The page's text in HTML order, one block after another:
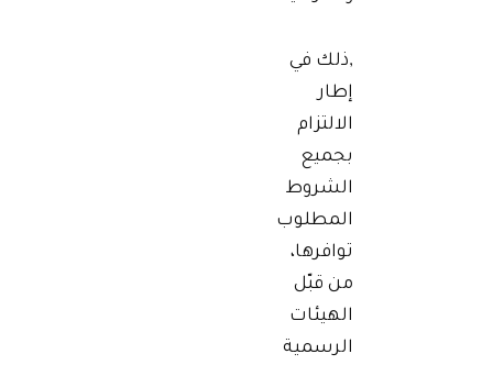
,ذلك في
إطار
الالتزام
بجميع
الشروط
المطلوب
توافرها،
من قبّل
الهيئات
الرسمية